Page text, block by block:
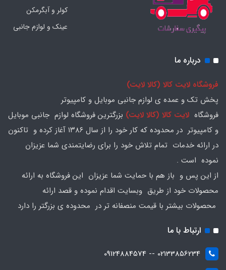
کولر و آبگرمکن
عینک و لوازم جانبی
درباره ما
فروشگاه لایت کالا (کالا لایت)
پخش تک و عمده ی لوازم جانبی موبایل و کامپیوتر
فروشگاه لایت کالا (کالا لایت) بزرگترین فروشگاه لوازم جانبی موبایل
و کامپیوتر در محدوده که کار خود را از سال ۱۳۸۶ آغاز کرده و تاکنون
در ارائه خدمات تمام تلاش خود را برای رضایتمندی شما عزیزان
نموده است .
از این پس و باز هم با حمایت شما عزیزان این فروشگاه به ارائه
محصولات خود از طریق وبسایت اقدام نموده و قصد ارائه
محصولات بیشتر با قیمت منصفانه تر در محدوده ی بزرگتر را دارد
ارتباط با ما
02133856234 -- 09124884574